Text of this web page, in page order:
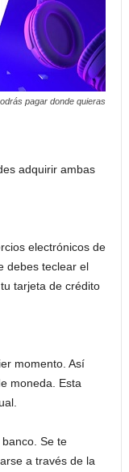
pagar donde quieras
adquirir ambas
electrónicos de
debes teclear el
tarjeta de crédito
momento. Así
moneda. Esta
Se te
a través de la